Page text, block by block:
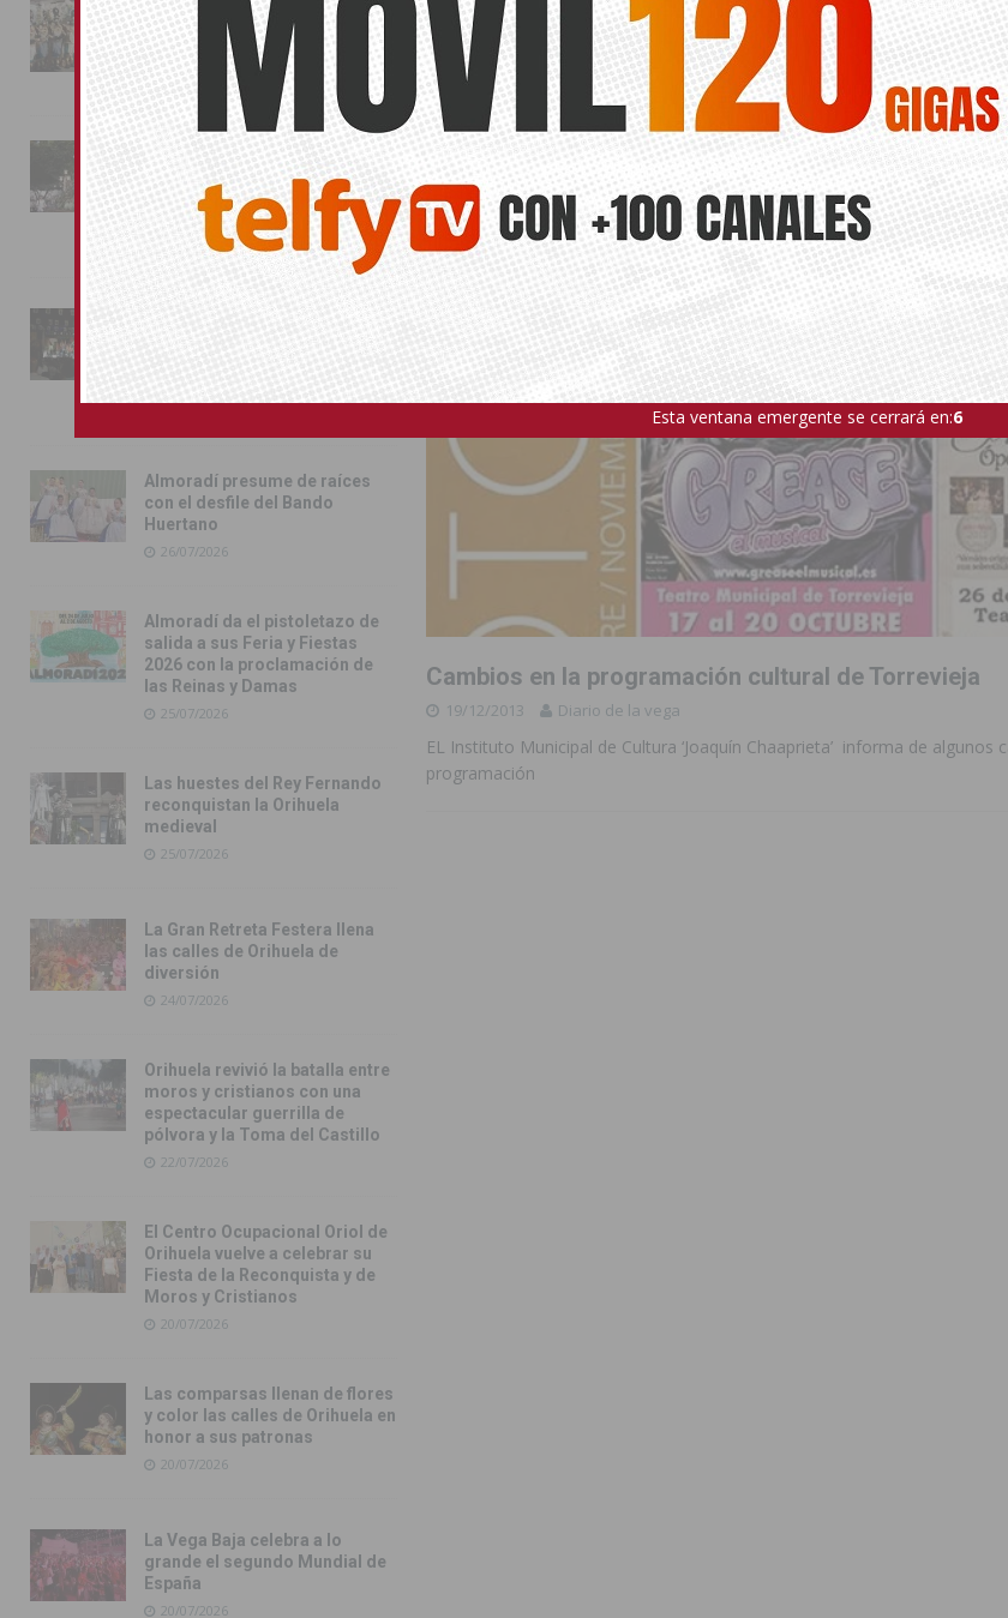
SIN CATEGORÍA
Cambios en la programación cultural de Torrevieja
19/12/2013 Diario de la vega
EL Instituto Municipal de Cultura ‘Joaquín Chaaprieta’ informa de algunos
programación
La magia de la Entrada Mora
conquista las calles de
Almoradí
01/08/2026
La fiesta se adueña de
Almoradí con la presentación
de los cargos festeros y la
toma del castillo
31/07/2026
Pilar de la Horadada
conmemora con emoción el
40º aniversario de su
independencia como municipio
Almoradí presume de raíces
con el desfile del Bando
Huertano
26/07/2026
Almoradí da el pistoletazo de
salida a sus Feria y Fiestas
2026 con la proclamación de
las Reinas y Damas
25/07/2026
Las huestes del Rey Fernando
reconquistan la Orihuela
medieval
25/07/2026
La Gran Retreta Festera llena
las calles de Orihuela de
diversión
24/07/2026
Orihuela revivió la batalla entre
moros y cristianos con una
espectacular guerrilla de
pólvora y la Toma del Castillo
22/07/2026
El Centro Ocupacional Oriol de
Orihuela vuelve a celebrar su
Fiesta de la Reconquista y de
Moros y Cristianos
20/07/2026
Las comparsas llenan de flores
y color las calles de Orihuela en
honor a sus patronas
20/07/2026
La Vega Baja celebra a lo
grande el segundo Mundial de
España
20/07/2026
Esta ventana emergente se cerrará en:4